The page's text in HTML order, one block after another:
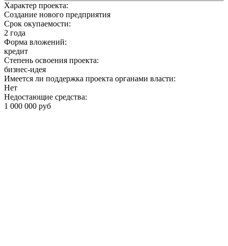
Характер проекта:
Создание нового предприятия
Срок окупаемости:
2 года
Форма вложений:
кредит
Степень освоения проекта:
бизнес-идея
Имеется ли поддержка проекта органами власти:
Нет
Недостающие средства:
1 000 000 руб